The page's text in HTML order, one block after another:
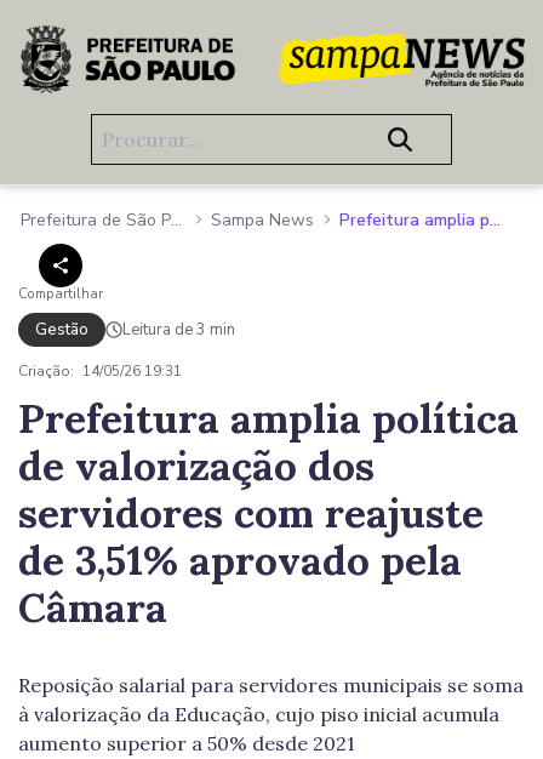
Pular para o Conteúdo principal
Prefeitura de São Paulo Sampa News Prefeitura amplia política de valorização dos servidores com reajuste de 3,51% aprovado pela Câmara
Compartilhar
Gestão Leitura de 3 min
Criação: 14/05/26 19:31
Prefeitura amplia política
de valorização dos
servidores com reajuste
de 3,51% aprovado pela
Câmara
Reposição salarial para servidores municipais se soma
à valorização da Educação, cujo piso inicial acumula
aumento superior a 50% desde 2021